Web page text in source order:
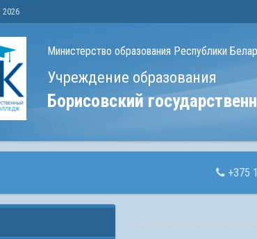
2026
Министерство образования Республики
Учреждение образования
Борисовский
+375